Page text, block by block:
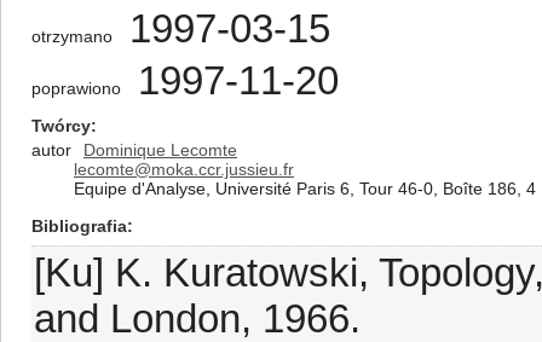
otrzymano 1997-03-15
poprawiono 1997-11-20
Twórcy
autor
Dominique Lecomte
lecomte@moka.ccr.jussieu.fr
Equipe d'Analyse, Université Paris 6, Tour 46-0, Boîte 186,
Bibliografia
[Ku] K. Kuratowski,
and London, 1966.